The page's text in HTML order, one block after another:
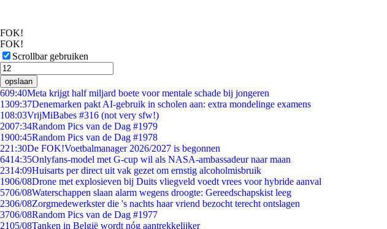
FOK!
FOK!
Scrollbar gebruiken
opslaan
609:40Meta krijgt half miljard boete voor mentale schade bij jongeren
1309:37Denemarken pakt AI-gebruik in scholen aan: extra mondelinge examens
108:03VrijMiBabes #316 (not very sfw!)
2007:34Random Pics van de Dag #1979
1900:45Random Pics van de Dag #1978
221:30De FOK!Voetbalmanager 2026/2027 is begonnen
6414:35Onlyfans-model met G-cup wil als NASA-ambassadeur naar maan
2314:09Huisarts per direct uit vak gezet om ernstig alcoholmisbruik
1906/08Drone met explosieven bij Duits vliegveld voedt vrees voor hybride aanval
5706/08Waterschappen slaan alarm wegens droogte: Gereedschapskist leeg
2306/08Zorgmedewerkster die 's nachts haar vriend bezocht terecht ontslagen
3706/08Random Pics van de Dag #1977
2105/08Tanken in België wordt nóg aantrekkelijker